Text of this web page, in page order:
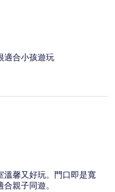
適合小孩遊玩
溫馨又好玩。門口即是寬
親子同遊。